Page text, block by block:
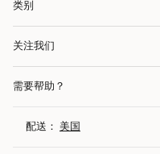
类别
关注我们
需要帮助？
配送： 美国